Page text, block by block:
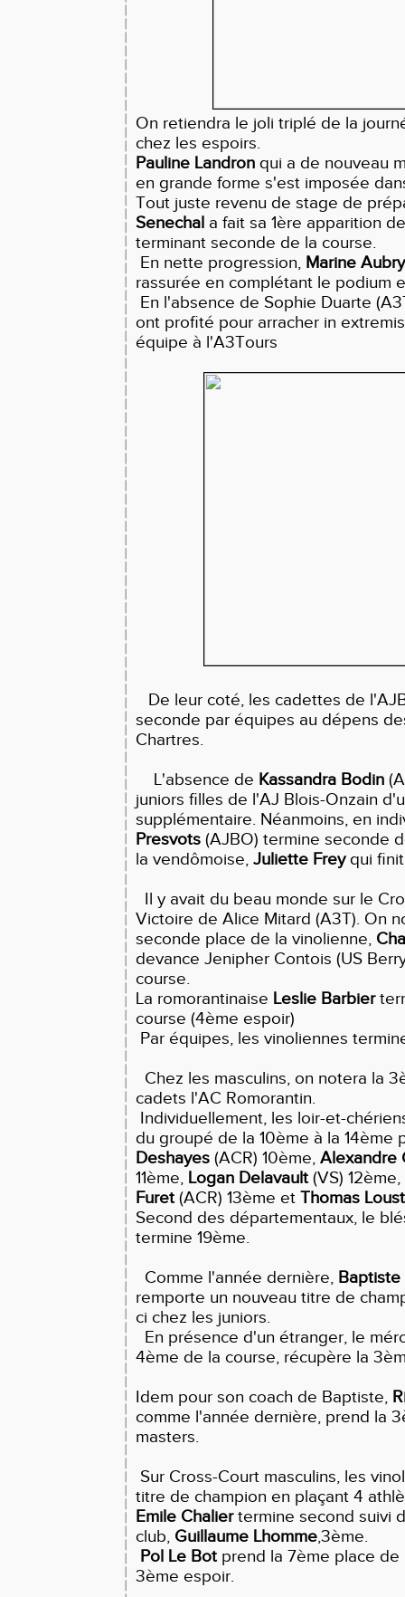
On retiendra le joli triplé de la
chez les espoirs.
Pauline Landron qui a de nouveau
en grande forme s'est imposée
Tout juste revenu de stage de
Senechal a fait sa 1ère apparition
terminant seconde de la course.
En nette progression, Marine Aubry
rassurée en complétant le podium
En l'absence de Sophie Duarte
ont profité pour arracher in
équipe à l'A3Tours
De leur coté, les cadettes de
seconde par équipes au dépens
Chartres.
L'absence de Kassandra Bodin
juniors filles de l'AJ Blois-Onzain
supplémentaire. Néanmoins, en
Presvots (AJBO) termine seconde
la vendômoise, Juliette Freyqui
Il y avait du beau monde sur le
Victoire de Alice Mitard (A3T). On
seconde place de la vinolienne,
devance Jenipher Contois (US
course.
La romorantinaise Leslie Barbier
course (4ème espoir)
Par équipes, les vinoliennes
Chez les masculins, on notera la
cadets l'AC Romorantin.
Individuellement, les loir-et-
du groupé de la 10ème à la 14ème
Deshayes (ACR) 10ème, Alexandre
11ème, Logan Delavault (VS) 12ème,
Furet (ACR) 13ème et Thomas
Second des départementaux, le
termine 19ème.
Comme l'année dernière, Baptiste
remporte un nouveau titre de
ci chez les juniors.
En présence d'un étranger, le
4ème de la course, récupère la
Idem pour son coach de Baptiste,
comme l'année dernière, prend la
masters.
Sur Cross-Court masculins, les
titre de champion en plaçant 4
Emile Chaliertermine second suivi
club, Guillaume Lhomme,3ème.
Pol Le Bot prend la 7ème place
3ème espoir.